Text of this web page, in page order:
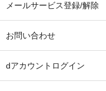
メールサービス登録/解除
お問い合わせ
dアカウントログイン